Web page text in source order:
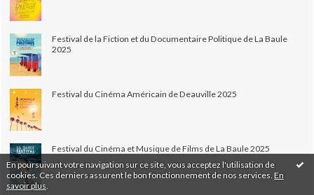
En poursuivant votre navigation sur ce site, vous acceptez l'utilisation de
cookies. Ces derniers assurent le bon fonctionnement de nos services. En
savoir plus
Festival de la Fiction et du Documentaire Politique de La Baule
2025
Festival du Cinéma Américain de Deauville 2025
Festival du Cinéma et Musique de Films de La Baule 2025